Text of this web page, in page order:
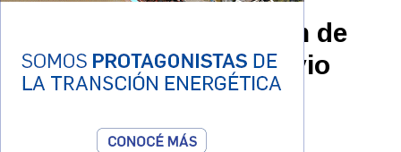
¡Bomba! La separación de
Juanita Tinelli y su novio
polista: infidelidad y
escándalo